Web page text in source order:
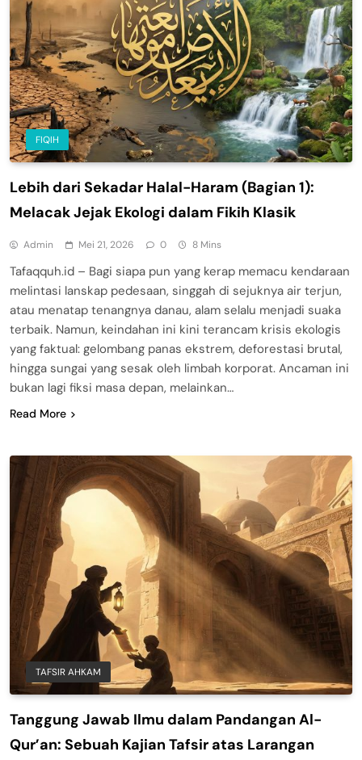
FIQIH
Lebih dari Sekadar Halal-Haram (Bagian 1):
Melacak Jejak Ekologi dalam Fikih Klasik
Admin Mei 21, 2026 0 8 Mins
Tafaqquh.id – Bagi siapa pun yang kerap memacu kendaraan
melintasi lanskap pedesaan, singgah di sejuknya air terjun,
atau menatap tenangnya danau, alam selalu menjadi suaka
terbaik. Namun, keindahan ini kini terancam krisis ekologis
yang faktual: gelombang panas ekstrem, deforestasi brutal,
hingga sungai yang sesak oleh limbah korporat. Ancaman ini
bukan lagi fiksi masa depan, melainkan…
Read More
TAFSIR AHKAM
Tanggung Jawab Ilmu dalam Pandangan Al-
Qur’an: Sebuah Kajian Tafsir atas Larangan